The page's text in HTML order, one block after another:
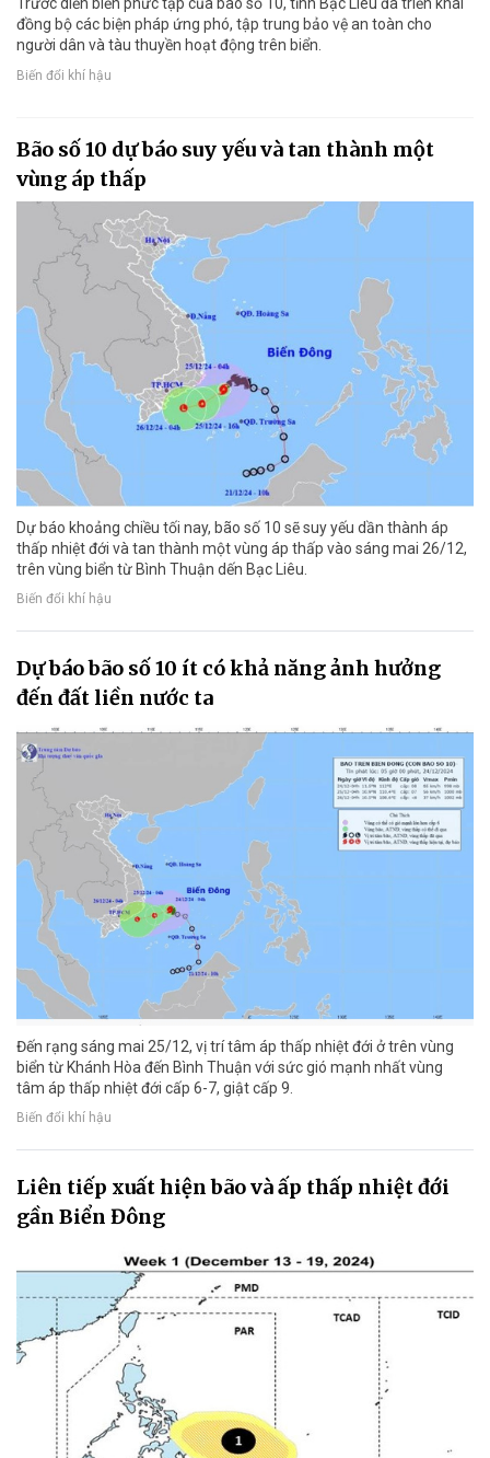
Trước diễn biến phức tạp của bão số 10, tỉnh Bạc Liêu đã triển khai
đồng bộ các biện pháp ứng phó, tập trung bảo vệ an toàn cho
người dân và tàu thuyền hoạt động trên biển.
Biến đổi khí hậu
Bão số 10 dự báo suy yếu và tan thành một
vùng áp thấp
Dự báo khoảng chiều tối nay, bão số 10 sẽ suy yếu dần thành áp
thấp nhiệt đới và tan thành một vùng áp thấp vào sáng mai 26/12,
trên vùng biển từ Bình Thuận dến Bạc Liêu.
Biến đổi khí hậu
Dự báo bão số 10 ít có khả năng ảnh hưởng
đến đất liền nước ta
Đến rạng sáng mai 25/12, vị trí tâm áp thấp nhiệt đới ở trên vùng
biển từ Khánh Hòa đến Bình Thuận với sức gió mạnh nhất vùng
tâm áp thấp nhiệt đới cấp 6-7, giật cấp 9.
Biến đổi khí hậu
Liên tiếp xuất hiện bão và ấp thấp nhiệt đới
gần Biển Đông